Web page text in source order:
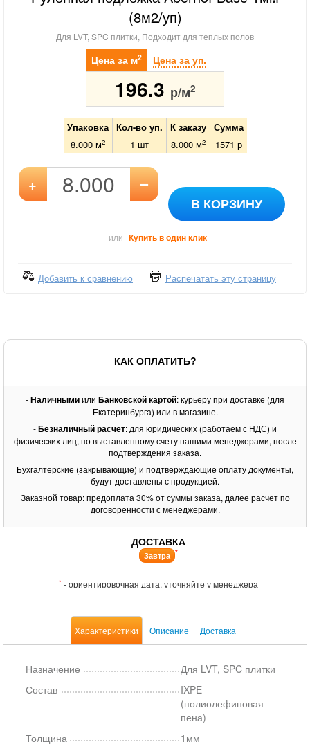
(8м2/уп)
Для LVT, SPC плитки, Подходит для теплых полов
Цена за м2 Цена за уп.
196.3 р/м2
Упаковка Кол-во уп. К заказу
Сумма
8.000 м2 1 шт 8.000м2 1571 р
+ –
В КОРЗИНУ
или Купить в один клик
Добавить к сравнению Распечатать эту страницу
КАК ОПЛАТИТЬ?
-Наличнымиили Банковской картой: курьеру при доставке (для
Екатеринбурга) или в магазине.
-Безналичный расчет: для юридических (работаем с НДС) и
физических лиц, по выставленному счету нашими менеджерами, после
подтверждения заказа.
Бухгалтерские (закрывающие) и подтверждающие оплату документы,
будут доставлены с продукцией.
Заказной товар: предоплата 30% от суммы заказа, далее расчет по
договоренности с менеджерами.
ДОСТАВКА
Завтра *
* - ориентировочная дата, уточняйте у менеджера
Характеристики Описание Доставка
Назначение
Для LVT, SPC плитки
Состав
IXPE
(полиолефиновая
пена)
Толщина
1мм